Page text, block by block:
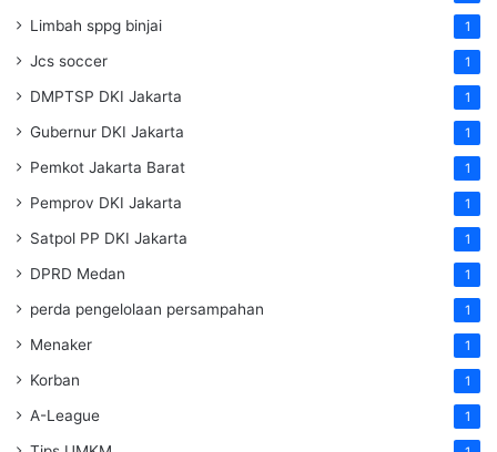
Limbah sppg binjai 1
Jcs soccer 1
DMPTSP DKI Jakarta 1
Gubernur DKI Jakarta 1
Pemkot Jakarta Barat 1
Pemprov DKI Jakarta 1
Satpol PP DKI Jakarta 1
DPRD Medan 1
perda pengelolaan persampahan 1
Menaker 1
Korban 1
A-League 1